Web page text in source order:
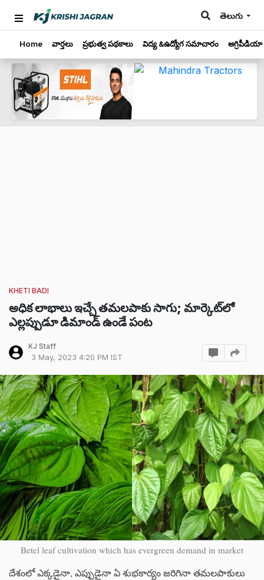
తెలుగు
Home వార్తలు ప్రభుత్వ పథకాలు విద్య &ఉద్యోగ సమాచారం అగ్రిపీడియా
KHETI BADI
అధిక లాభాలు ఇచ్చే తమలపాకు సాగు; మార్కెట్‌లో
ఎల్లప్పుడూ డిమాండ్ ఉండే పంట
KJ Staff
3 May, 2023 4:20 PM IST
Betel leaf cultivation which has evergreen demand in market
దేశంలో ఎక్కడైనా, ఎప్పుడైనా ఏ శుభకార్యం జరిగినా తమలపాకులు